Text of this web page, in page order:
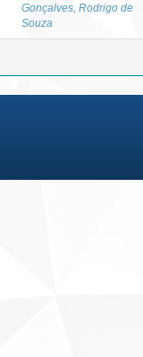
Gonçalves, Rodrigo de
Souza